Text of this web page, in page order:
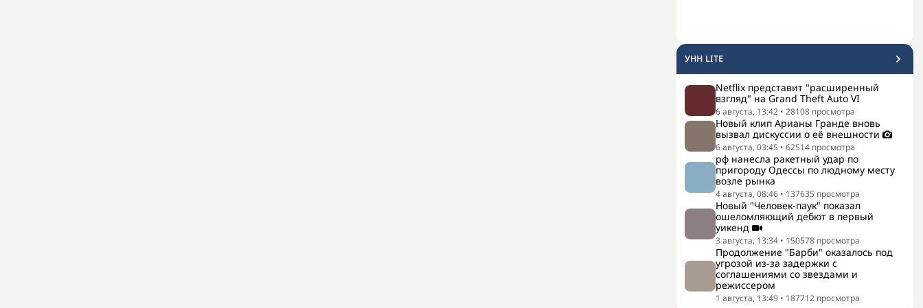
УНН LITE
Netflix представит "расширенный
взгляд" на Grand Theft Auto VI
6 августа, 13:42 • 28108 просмотра
Новый клип Арианы Гранде вновь
вызвал дискуссии о её внешности
6 августа, 03:45 • 62514 просмотра
рф нанесла ракетный удар по
пригороду Одессы по людному месту
возле рынка
4 августа, 08:46 • 137635 просмотра
Новый "Человек-паук" показал
ошеломляющий дебют в первый
уикенд
3 августа, 13:34 • 150578 просмотра
Продолжение "Барби" оказалось под
угрозой из-за задержки с
соглашениями со звездами и
режиссером
1 августа, 13:49 • 187712 просмотра